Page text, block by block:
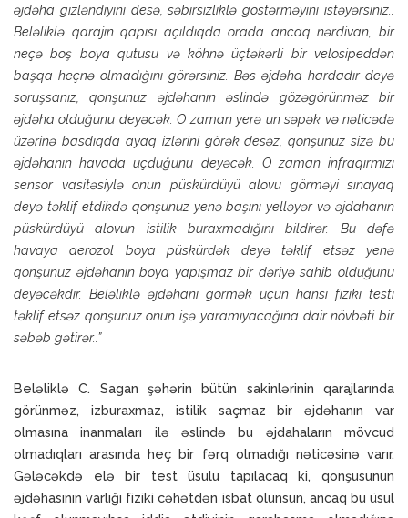
əjdəha gizləndiyini desə, səbirsizliklə göstərməyini istəyərsiniz..
Beləliklə qarajın qapısı açıldıqda orada ancaq nərdivan, bir
neçə boş boya qutusu və köhnə üçtəkərli bir velosipeddən
başqa heçnə olmadığını görərsiniz. Bəs əjdəha hardadır deyə
soruşsanız, qonşunuz əjdəhanın əslində gözəgörünməz bir
əjdəha olduğunu deyəcək. O zaman yerə un səpək və nəticədə
üzərinə basdıqda ayaq izlərini görək desəz, qonşunuz sizə bu
əjdəhanın havada uçduğunu deyəcək. O zaman infraqırmızı
sensor vasitəsiylə onun püskürdüyü alovu görməyi sınayaq
deyə təklif etdikdə qonşunuz yenə başını yelləyər və əjdahanın
püskürdüyü alovun istilik buraxmadığını bildirər. Bu dəfə
havaya aerozol boya püskürdək deyə təklif etsəz yenə
qonşunuz əjdəhanın boya yapışmaz bir dəriyə sahib olduğunu
deyəcəkdir. Beləliklə əjdəhanı görmək üçün hansı fiziki testi
təklif etsəz qonşunuz onun işə yaramıyacağına dair növbəti bir
səbəb gətirər..”
Beləliklə C. Sagan şəhərin bütün sakinlərinin qarajlarında
görünməz, izburaxmaz, istilik saçmaz bir əjdəhanın var
olmasına inanmaları ilə əslində bu əjdahaların mövcud
olmadıqları arasında heç bir fərq olmadığı nəticəsinə varır.
Gələcəkdə elə bir test üsulu tapılacaq ki, qonşusunun
əjdəhasının varlığı fiziki cəhətdən isbat olunsun, ancaq bu üsul